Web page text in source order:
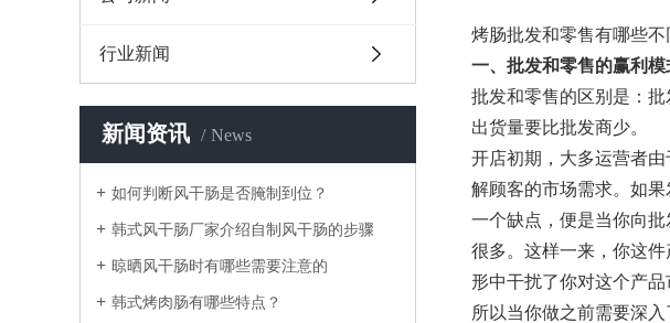
行业新闻
新闻资讯 News
如何判断风干肠是否腌制到位？
韩式风干肠厂家介绍自制风干肠的步骤
晾晒风干肠时有哪些需要注意的
韩式烤肉肠有哪些特点？
烤肠批发和零售有哪些不
一、批发和零售的赢利模
批发和零售的区别是：
出货量要比批发商少。
开店初期，大多运营者
解顾客的市场需求。如
一个缺点，便是当你向
很多。这样一来，你这
形中干扰了你对这个产品
所以当你做之前需要深